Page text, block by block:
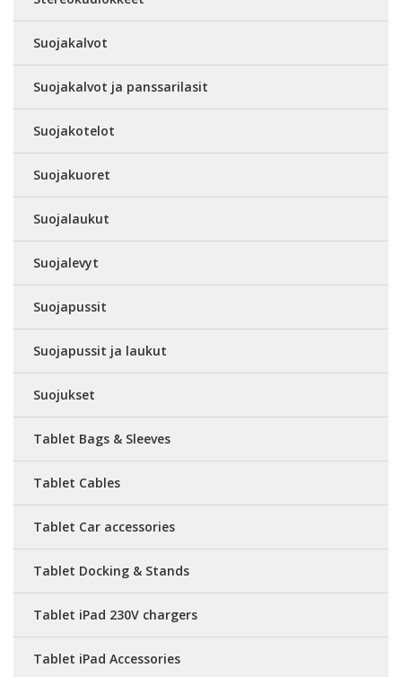
Suojakalvot
Suojakalvot ja panssarilasit
Suojakotelot
Suojakuoret
Suojalaukut
Suojalevyt
Suojapussit
Suojapussit ja laukut
Suojukset
Tablet Bags & Sleeves
Tablet Cables
Tablet Car accessories
Tablet Docking & Stands
Tablet iPad 230V chargers
Tablet iPad Accessories